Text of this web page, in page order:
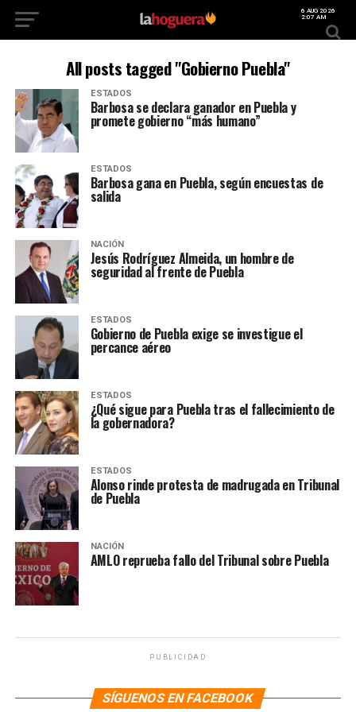
6 AUG 2026
2:07 AM
All posts tagged "Gobierno Puebla"
ESTADOS
Barbosa se declara ganador en Puebla y
promete gobierno “más humano”
ESTADOS
Barbosa gana en Puebla, según encuestas de
salida
NACIÓN
Jesús Rodríguez Almeida, un hombre de
seguridad al frente de Puebla
ESTADOS
Gobierno de Puebla exige se investigue el
percance aéreo
ESTADOS
¿Qué sigue para Puebla tras el fallecimiento de
la gobernadora?
ESTADOS
Alonso rinde protesta de madrugada en Tribunal
de Puebla
NACIÓN
AMLO reprueba fallo del Tribunal sobre Puebla
PUBLICIDAD
SÍGUENOS EN FACEBOOK